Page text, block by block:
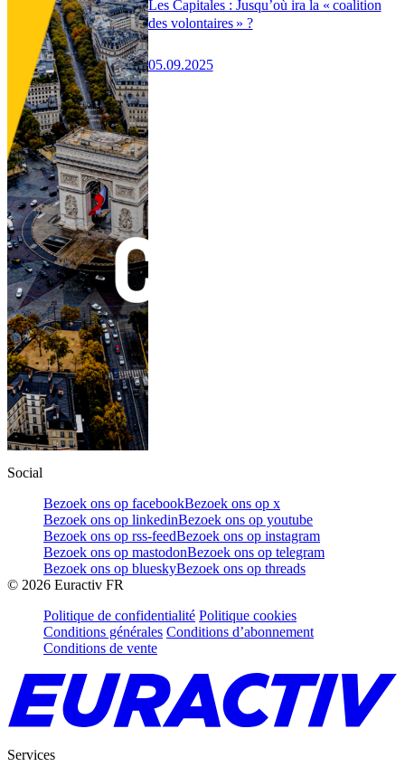
Les Capitales : Jusqu’où ira la « coalition
des volontaires » ?
05.09.2025
Social
Bezoek ons op facebookBezoek ons op x
Bezoek ons op linkedinBezoek ons op youtube
Bezoek ons op rss-feedBezoek ons op instagram
Bezoek ons op mastodonBezoek ons op telegram
Bezoek ons op blueskyBezoek ons op threads
© 2026 Euractiv FR
Politique de confidentialité Politique cookies
Conditions générales Conditions d’abonnement
Conditions de vente
Services